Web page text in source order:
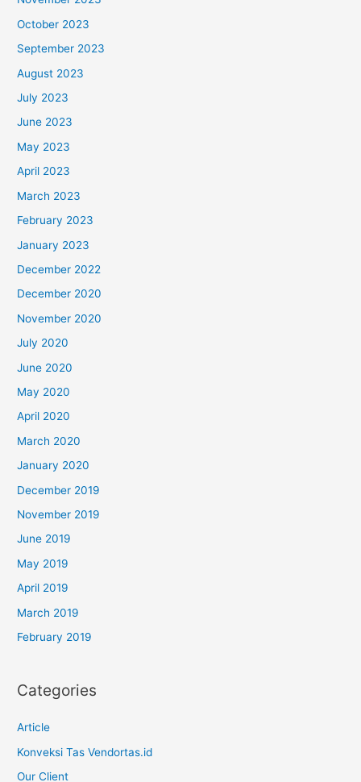
October 2023
September 2023
August 2023
July 2023
June 2023
May 2023
April 2023
March 2023
February 2023
January 2023
December 2022
December 2020
November 2020
July 2020
June 2020
May 2020
April 2020
March 2020
January 2020
December 2019
November 2019
June 2019
May 2019
April 2019
March 2019
February 2019
Categories
Article
Konveksi Tas Vendortas.id
Our Client